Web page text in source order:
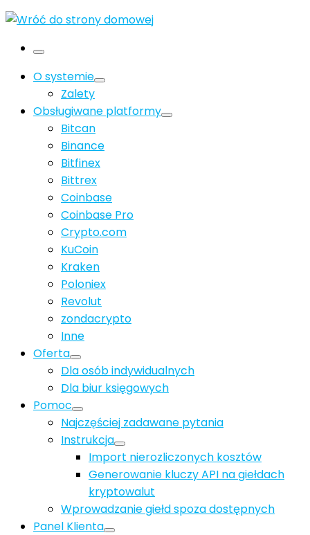
Menu
O systemie
Zalety
Obsługiwane platformy
Bitcan
Binance
Bitfinex
Bittrex
Coinbase
Coinbase Pro
Crypto.com
KuCoin
Kraken
Poloniex
Revolut
zondacrypto
Inne
Oferta
Dla osób indywidualnych
Dla biur księgowych
Pomoc
Najczęściej zadawane pytania
Instrukcja
Import nierozliczonych kosztów
Generowanie kluczy API na giełdach
kryptowalut
Wprowadzanie giełd spoza dostępnych
Panel Klienta